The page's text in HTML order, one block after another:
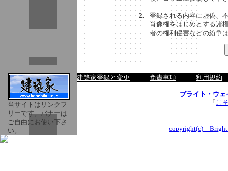
2.
登録される内容に虚偽、
肖像権をはじめとする諸
者の権利侵害などの紛争
当サイトはリンクフ
リーです。バナーは
ご自由にお使い下さ
い。
建築家登録と変更 免責事項 利用規約
ブライト・ウェ
「 こ
copyright(c) Bright